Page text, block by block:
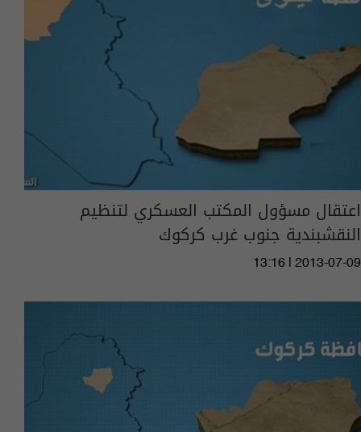
اعتقال مسؤول المكتب العسكري لتنظيم
النقشبندية جنوب غرب كركوك
13:16 | 2013-07-09